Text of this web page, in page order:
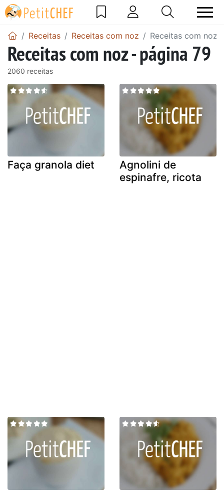
Receitas Receitas com noz Receitas com noz
Receitas com noz - página 79
2060 receitas
Faça granola diet
Agnolini de
espinafre, ricota